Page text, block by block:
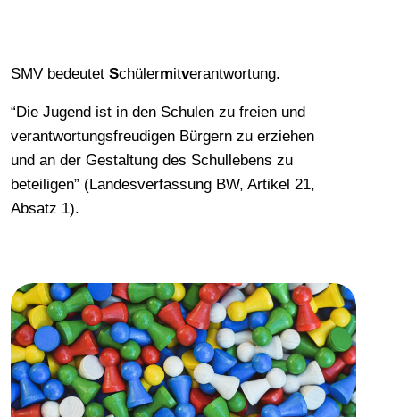
SMV bedeutet Schülermitverantwortung.
“Die Jugend ist in den Schulen zu freien und
verantwortungsfreudigen Bürgern zu erziehen
und an der Gestaltung des Schullebens zu
beteiligen” (Landesverfassung BW, Artikel 21,
Absatz 1).